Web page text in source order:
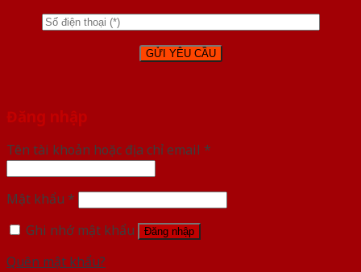
Đăng nhập
Tên tài khoản hoặc địa chỉ email *
Mật khẩu *
Ghi nhớ mật khẩu
Đăng nhập
Quên mật khẩu?